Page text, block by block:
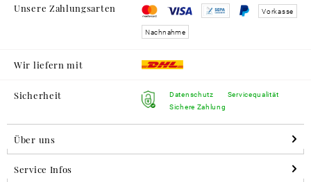
Unsere Zahlungsarten Vorkasse
Nachnahme
Wir liefern mit
Sicherheit
Datenschutz
Sichere Zahlung
Servicequalität
Über uns
Service Infos